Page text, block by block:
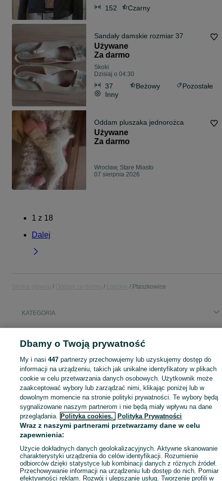
152 Czarny
Sandały damskie rozmiar 37
Używane
Za darmo
Skoki
Dzisiaj o 04:30
37 Beżowy
Pozostałe
Inny
Oddam pluszaka jednorożca
Używane
Za darmo
Wrocław, Stare Miasto
07 sierpnia 2026
1 z 18
Dalej
Ptaszkowice
KATEGORIA
Mapa kategorii
Mapa miejscowości
Mapa ministron
Popularne wyszukiwania
Dbamy o Twoją prywatność
My i nasi447 partnerzy przechowujemy lub uzyskujemy dostęp do
informacji na urządzeniu, takich jak unikalne identyfikatory w plikach
cookie w celu przetwarzania danych osobowych. Użytkownik może
zaakceptować wybory lub zarządzać nimi, klikając poniżej lub w
dowolnym momencie na stronie polityki prywatności. Te wybory będą
sygnalizowane naszym partnerom i nie będą miały wpływu na dane
przeglądania. Polityka cookies, Polityka Prywatności
Wraz z naszymi partnerami przetwarzamy dane w celu
zapewnienia:
Użycie dokładnych danych geolokalizacyjnych. Aktywne skanowanie
charakterystyki urządzenia do celów identyfikacji. Rozumienie
odbiorców dzięki statystyce lub kombinacji danych z różnych źródeł.
Przechowywanie informacji na urządzeniu lub dostęp do nich. Pomiar
efektywności reklam. Rozwój i ulepszanie usług. Tworzenie profili w